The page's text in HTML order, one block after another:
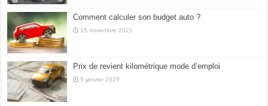
Comment calculer son budget auto ?
15 novembre 2021
Prix de revient kilométrique mode d’emploi
5 janvier 2020